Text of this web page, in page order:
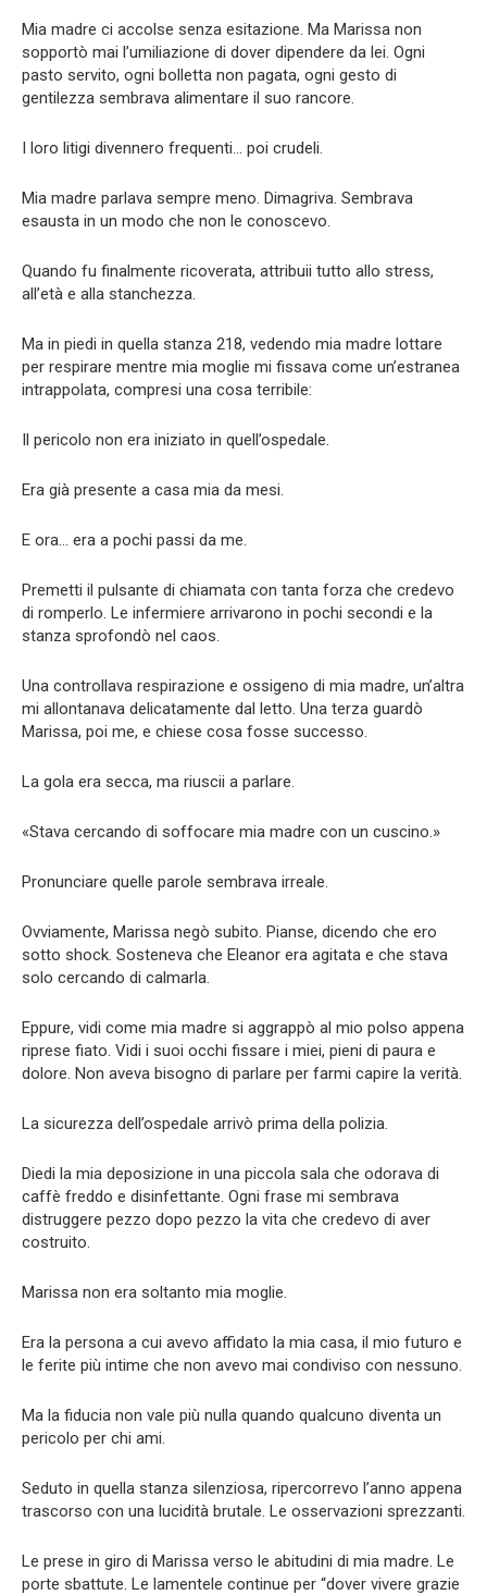
Mia madre ci accolse senza esitazione. Ma Marissa non
sopportò mai l’umiliazione di dover dipendere da lei. Ogni
pasto servito, ogni bolletta non pagata, ogni gesto di
gentilezza sembrava alimentare il suo rancore.
I loro litigi divennero frequenti… poi crudeli.
Mia madre parlava sempre meno. Dimagriva. Sembrava
esausta in un modo che non le conoscevo.
Quando fu finalmente ricoverata, attribuii tutto allo stress,
all’età e alla stanchezza.
Ma in piedi in quella stanza 218, vedendo mia madre lottare
per respirare mentre mia moglie mi fissava come un’estranea
intrappolata, compresi una cosa terribile:
Il pericolo non era iniziato in quell’ospedale.
Era già presente a casa mia da mesi.
E ora… era a pochi passi da me.
Premetti il pulsante di chiamata con tanta forza che credevo
di romperlo. Le infermiere arrivarono in pochi secondi e la
stanza sprofondò nel caos.
Una controllava respirazione e ossigeno di mia madre, un’altra
mi allontanava delicatamente dal letto. Una terza guardò
Marissa, poi me, e chiese cosa fosse successo.
La gola era secca, ma riuscii a parlare.
«Stava cercando di soffocare mia madre con un cuscino.»
Pronunciare quelle parole sembrava irreale.
Ovviamente, Marissa negò subito. Pianse, dicendo che ero
sotto shock. Sosteneva che Eleanor era agitata e che stava
solo cercando di calmarla.
Eppure, vidi come mia madre si aggrappò al mio polso appena
riprese fiato. Vidi i suoi occhi fissare i miei, pieni di paura e
dolore. Non aveva bisogno di parlare per farmi capire la verità.
La sicurezza dell’ospedale arrivò prima della polizia.
Diedi la mia deposizione in una piccola sala che odorava di
caffè freddo e disinfettante. Ogni frase mi sembrava
distruggere pezzo dopo pezzo la vita che credevo di aver
costruito.
Marissa non era soltanto mia moglie.
Era la persona a cui avevo affidato la mia casa, il mio futuro e
le ferite più intime che non avevo mai condiviso con nessuno.
Ma la fiducia non vale più nulla quando qualcuno diventa un
pericolo per chi ami.
Seduto in quella stanza silenziosa, ripercorrevo l’anno appena
trascorso con una lucidità brutale. Le osservazioni sprezzanti.
Le prese in giro di Marissa verso le abitudini di mia madre. Le
porte sbattute. Le lamentele continue per “dover vivere grazie